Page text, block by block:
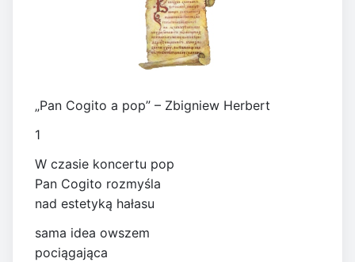
„Pan Cogito a pop” – Zbigniew Herbert
1
W czasie koncertu pop
Pan Cogito rozmyśla
nad estetyką hałasu
sama idea owszem
pociągająca